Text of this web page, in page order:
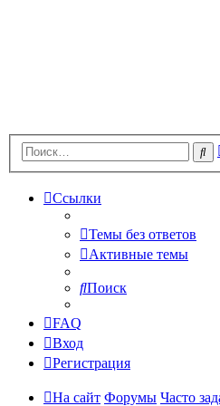
Ссылки
Темы без ответов
Активные темы
Поиск
FAQ
Вход
Регистрация
На сайт Форумы Часто